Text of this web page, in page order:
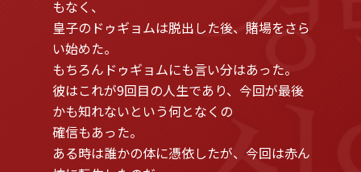
もなく、
皇子のドゥギョムは脱出した後、賭場をさら
い始めた。
もちろんドゥギョムにも言い分はあった。
彼はこれが9回目の人生であり、今回が最後
かも知れないという何となくの
確信もあった。
ある時は誰かの体に憑依したが、今回は赤ん